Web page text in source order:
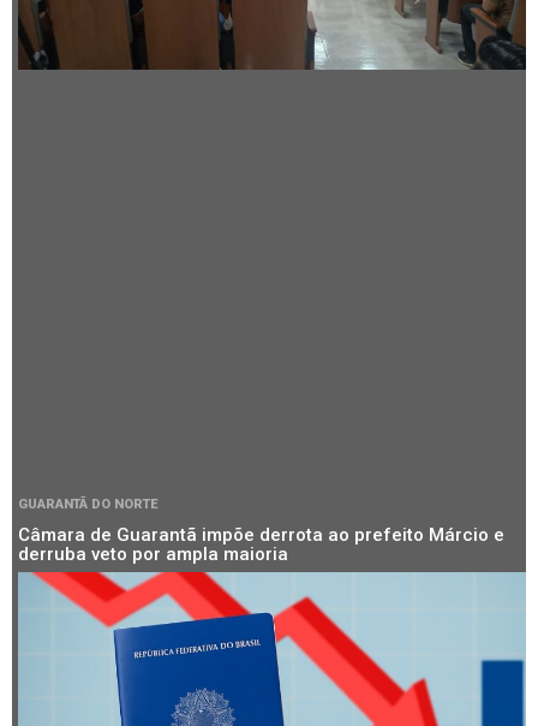
GUARANTÃ DO NORTE
Câmara de Guarantã impõe derrota ao prefeito Márcio e
derruba veto por ampla maioria